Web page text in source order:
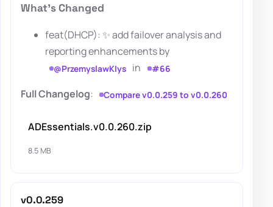
What's Changed
feat(DHCP): ✨ add failover analysis and
reporting enhancements by
@PrzemyslawKlys in #66
Full Changelog: Compare v0.0.259 to v0.0.260
ADEssentials.v0.0.260.zip
8.5 MB
v0.0.259